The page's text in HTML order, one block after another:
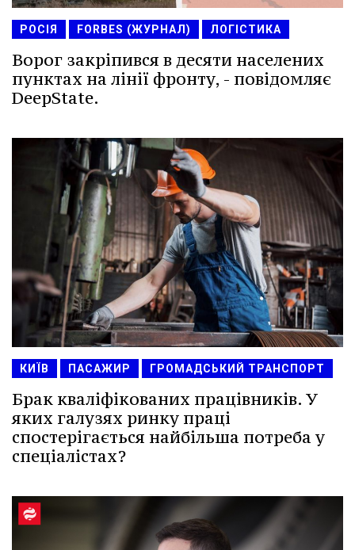
РОСІЯ FORBES (ЖУРНАЛ) ЛОГІСТИКА
Ворог закріпився в десяти населених
пунктах на лінії фронту, - повідомляє
DeepState.
КИЇВ ПАСАЖИР ГРОМАДСЬКИЙ ТРАНСПОРТ
Брак кваліфікованих працівників. У
яких галузях ринку праці
спостерігається найбільша потреба у
спеціалістах?